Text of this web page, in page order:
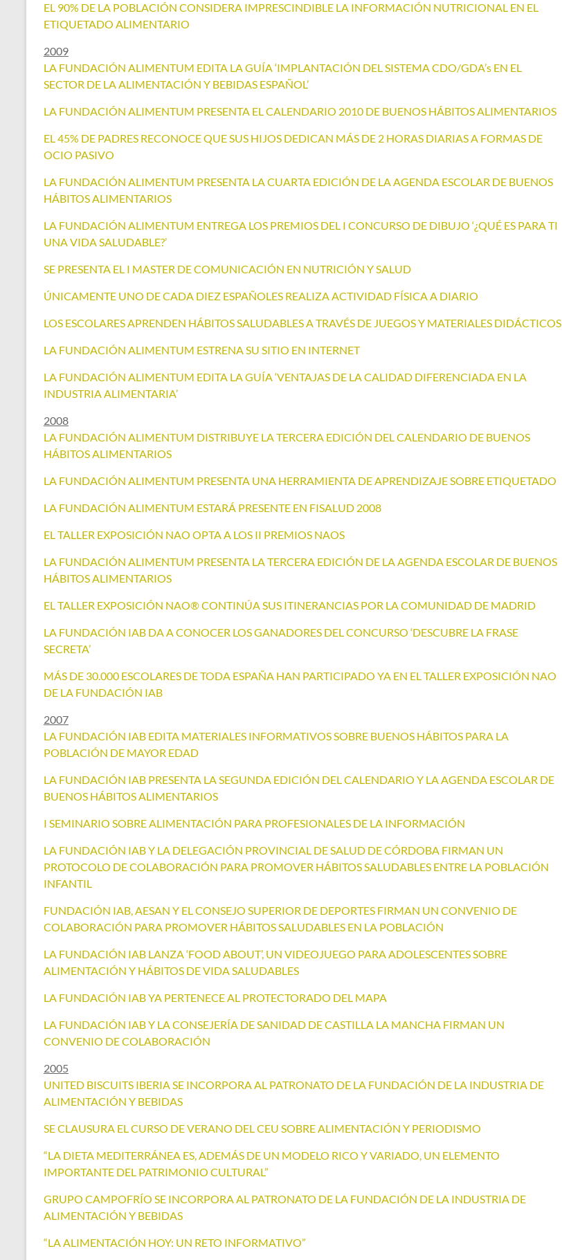
EL 90% DE LA POBLACIÓN CONSIDERA IMPRESCINDIBLE LA INFORMACIÓN NUTRICIONAL EN EL
ETIQUETADO ALIMENTARIO
2009
LA FUNDACIÓN ALIMENTUM EDITA LA GUÍA ‘IMPLANTACIÓN DEL SISTEMA CDO/GDA’s EN EL
SECTOR DE LA ALIMENTACIÓN Y BEBIDAS ESPAÑOL’
LA FUNDACIÓN ALIMENTUM PRESENTA EL CALENDARIO 2010 DE BUENOS HÁBITOS ALIMENTARIOS
EL 45% DE PADRES RECONOCE QUE SUS HIJOS DEDICAN MÁS DE 2 HORAS DIARIAS A FORMAS DE
OCIO PASIVO
LA FUNDACIÓN ALIMENTUM PRESENTA LA CUARTA EDICIÓN DE LA AGENDA ESCOLAR DE BUENOS
HÁBITOS ALIMENTARIOS
LA FUNDACIÓN ALIMENTUM ENTREGA LOS PREMIOS DEL I CONCURSO DE DIBUJO ‘¿QUÉ ES PARA TI
UNA VIDA SALUDABLE?’
SE PRESENTA EL I MASTER DE COMUNICACIÓN EN NUTRICIÓN Y SALUD
ÚNICAMENTE UNO DE CADA DIEZ ESPAÑOLES REALIZA ACTIVIDAD FÍSICA A DIARIO
LOS ESCOLARES APRENDEN HÁBITOS SALUDABLES A TRAVÉS DE JUEGOS Y MATERIALES DIDÁCTICOS
LA FUNDACIÓN ALIMENTUM ESTRENA SU SITIO EN INTERNET
LA FUNDACIÓN ALIMENTUM EDITA LA GUÍA ‘VENTAJAS DE LA CALIDAD DIFERENCIADA EN LA
INDUSTRIA ALIMENTARIA’
2008
LA FUNDACIÓN ALIMENTUM DISTRIBUYE LA TERCERA EDICIÓN DEL CALENDARIO DE BUENOS
HÁBITOS ALIMENTARIOS
LA FUNDACIÓN ALIMENTUM PRESENTA UNA HERRAMIENTA DE APRENDIZAJE SOBRE ETIQUETADO
LA FUNDACIÓN ALIMENTUM ESTARÁ PRESENTE EN FISALUD 2008
EL TALLER EXPOSICIÓN NAO OPTA A LOS II PREMIOS NAOS
LA FUNDACIÓN ALIMENTUM PRESENTA LA TERCERA EDICIÓN DE LA AGENDA ESCOLAR DE BUENOS
HÁBITOS ALIMENTARIOS
EL TALLER EXPOSICIÓN NAO® CONTINÚA SUS ITINERANCIAS POR LA COMUNIDAD DE MADRID
LA FUNDACIÓN IAB DA A CONOCER LOS GANADORES DEL CONCURSO ‘DESCUBRE LA FRASE
SECRETA’
MÁS DE 30.000 ESCOLARES DE TODA ESPAÑA HAN PARTICIPADO YA EN EL TALLER EXPOSICIÓN NAO
DE LA FUNDACIÓN IAB
2007
LA FUNDACIÓN IAB EDITA MATERIALES INFORMATIVOS SOBRE BUENOS HÁBITOS PARA LA
POBLACIÓN DE MAYOR EDAD
LA FUNDACIÓN IAB PRESENTA LA SEGUNDA EDICIÓN DEL CALENDARIO Y LA AGENDA ESCOLAR DE
BUENOS HÁBITOS ALIMENTARIOS
I SEMINARIO SOBRE ALIMENTACIÓN PARA PROFESIONALES DE LA INFORMACIÓN
LA FUNDACIÓN IAB Y LA DELEGACIÓN PROVINCIAL DE SALUD DE CÓRDOBA FIRMAN UN
PROTOCOLO DE COLABORACIÓN PARA PROMOVER HÁBITOS SALUDABLES ENTRE LA POBLACIÓN
INFANTIL
FUNDACIÓN IAB, AESAN Y EL CONSEJO SUPERIOR DE DEPORTES FIRMAN UN CONVENIO DE
COLABORACIÓN PARA PROMOVER HÁBITOS SALUDABLES EN LA POBLACIÓN
LA FUNDACIÓN IAB LANZA ‘FOOD ABOUT’, UN VIDEOJUEGO PARA ADOLESCENTES SOBRE
ALIMENTACIÓN Y HÁBITOS DE VIDA SALUDABLES
LA FUNDACIÓN IAB YA PERTENECE AL PROTECTORADO DEL MAPA
LA FUNDACIÓN IAB Y LA CONSEJERÍA DE SANIDAD DE CASTILLA LA MANCHA FIRMAN UN
CONVENIO DE COLABORACIÓN
2005
UNITED BISCUITS IBERIA SE INCORPORA AL PATRONATO DE LA FUNDACIÓN DE LA INDUSTRIA DE
ALIMENTACIÓN Y BEBIDAS
SE CLAUSURA EL CURSO DE VERANO DEL CEU SOBRE ALIMENTACIÓN Y PERIODISMO
“LA DIETA MEDITERRÁNEA ES, ADEMÁS DE UN MODELO RICO Y VARIADO, UN ELEMENTO
IMPORTANTE DEL PATRIMONIO CULTURAL”
GRUPO CAMPOFRÍO SE INCORPORA AL PATRONATO DE LA FUNDACIÓN DE LA INDUSTRIA DE
ALIMENTACIÓN Y BEBIDAS
“LA ALIMENTACIÓN HOY: UN RETO INFORMATIVO”